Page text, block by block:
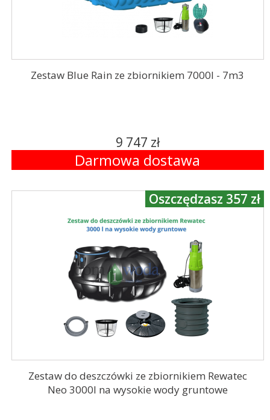
Zestaw Blue Rain ze zbiornikiem 7000l - 7m3
9 747 zł
Darmowa dostawa
Zestaw do deszczówki ze zbiornikiem Rewatec
Neo 3000l na wysokie wody gruntowe
Oszczędzasz 357 zł